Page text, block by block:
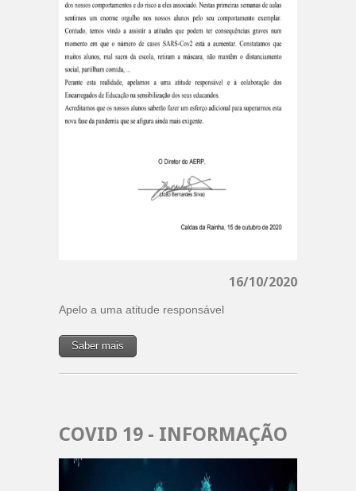
16/10/2020
Apelo a uma atitude responsável
Saber mais
COVID 19 - INFORMAÇÃO